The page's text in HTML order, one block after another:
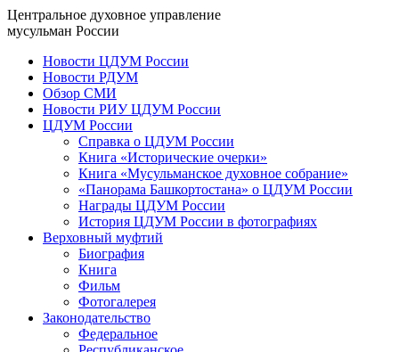
Центральное духовное управление
мусульман России
Новости ЦДУМ России
Новости РДУМ
Обзор СМИ
Новости РИУ ЦДУМ России
ЦДУМ России
Справка о ЦДУМ России
Книга «Исторические очерки»
Книга «Мусульманское духовное собрание»
«Панорама Башкортостана» о ЦДУМ России
Награды ЦДУМ России
История ЦДУМ России в фотографиях
Верховный муфтий
Биография
Книга
Фильм
Фотогалерея
Законодательство
Федеральное